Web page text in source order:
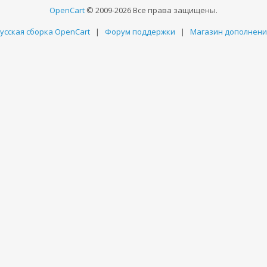
OpenCart © 2009-2026 Все права защищены.
сборка OpenCart | Форум поддержки | Магазин